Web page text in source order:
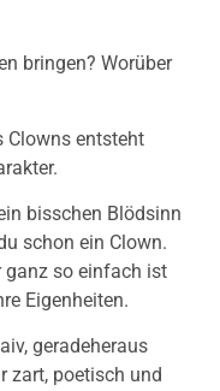
bringen? Worüber
Clowns entsteht
bisschen Blödsinn
schon ein Clown.
ganz so einfach ist
Eigenheiten.
geradeheraus
zart, poetisch und